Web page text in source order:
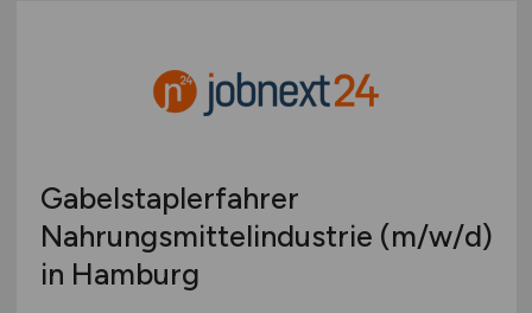
Gabelstaplerfahrer
Nahrungsmittelindustrie (m/w/d)
in Hamburg